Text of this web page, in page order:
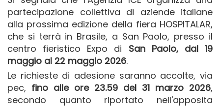
partecipazione collettiva di aziende italiane
alla prossima edizione della fiera HOSPITALAR,
che si terrà in Brasile, a San Paolo, presso il
centro fieristico Expo di San Paolo, dal 19
maggio al 22 maggio 2026.
Le richieste di adesione saranno accolte, via
pec, fino alle ore 23.59 del 31 marzo 2026,
secondo quanto riportato nell'apposita